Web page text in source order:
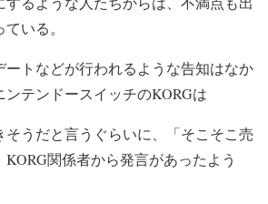
いる。
ートなどが行われるような告知はなか
ンテンドースイッチのKORGは
そうだと言うぐらいに、「そこそこ売
関係者から発言があったよう